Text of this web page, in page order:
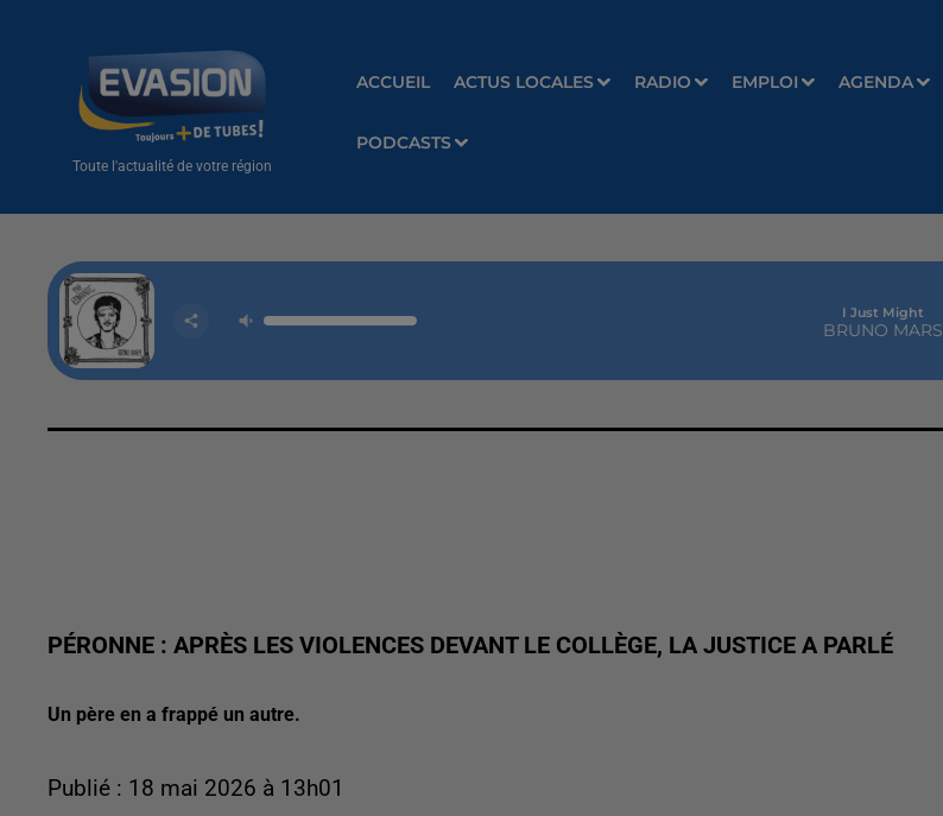
Toute l'actualité de votre région
ACCUEIL ACTUS LOCALES RADIO EMPLOI AGENDA
PODCASTS
I Just Might
BRUNO MARS
PÉRONNE : APRÈS LES VIOLENCES DEVANT LE COLLÈGE, LA JUSTICE A PARLÉ
Un père en a frappé un autre.
Publié : 18 mai 2026 à 13h01